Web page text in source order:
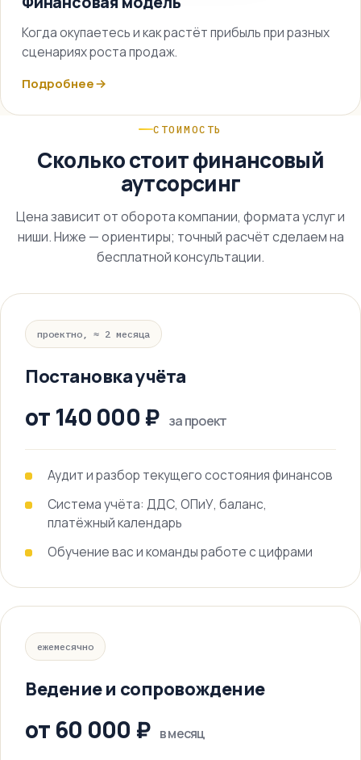
Когда окупаетесь и как растёт прибыль при разных
сценариях роста продаж.
Подробнее
СТОИМОСТЬ
Сколько стоит финансовый
аутсорсинг
Цена зависит от оборота компании, формата услуг и
ниши. Ниже — ориентиры; точный расчёт сделаем на
бесплатной консультации.
проектно, ≈ 2 месяца
Постановка учёта
от 140 000 ₽ за проект
Аудит и разбор текущего состояния финансов
Система учёта: ДДС, ОПиУ, баланс,
платёжный календарь
Обучение вас и команды работе с цифрами
ежемесячно
Ведение и сопровождение
от 60 000 ₽ в месяц